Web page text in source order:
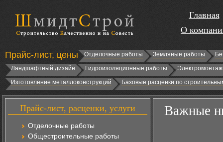
Главная
О
Прайс-лист, цены Отделочные работы Земляные работы
Ландшафтный дизайн
Гидроизоляционные работы
Изготовление металлоконструкций
Базовые расценки по
Прайс-лист, расценки, услуги
Отделочные работы
Общестроительные работы
Важные